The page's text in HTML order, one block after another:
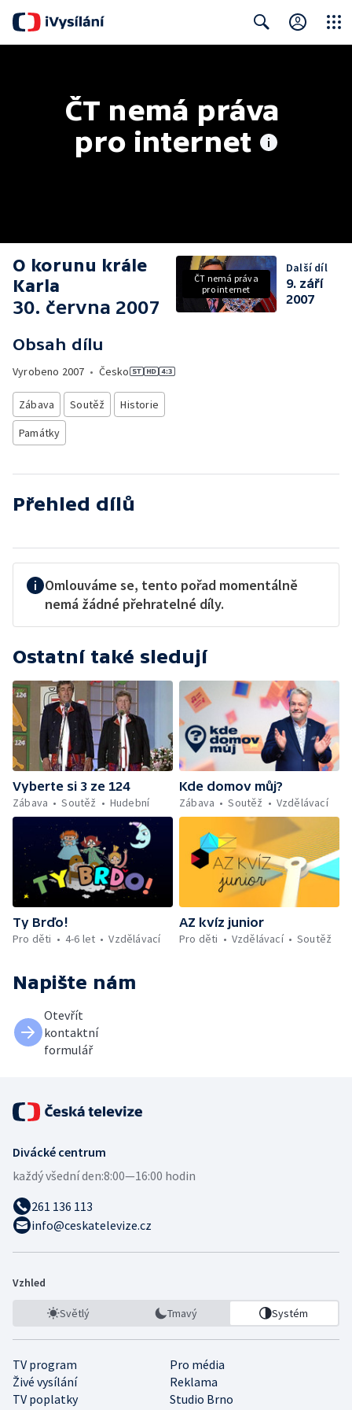
ČT nemá práva
pro internet
O korunu krále
Karla
30. června 2007
Obsah dílu
Vyrobeno 2007 • Česko
Zábava Soutěž
Historie
Památky
ČT nemá práva
pro internet
Další díl
9. září
2007
Přehled dílů
Omlouváme se, tento pořad momentálně
nemá žádné přehratelné díly.
Ostatní také sledují
Vyberte si 3 ze 124
Zábava
Soutěž Hudební
Kde domov můj?
Zábava
Soutěž Vzdělávací
Ty Brďo!
Pro děti
4-6 let Vzdělávací
AZ kvíz junior
Pro děti
Vzdělávací Soutěž
Napište nám
Otevřít
kontaktní
formulář
Divácké centrum
každý všední den:8:00—16:00 hodin
261 136 113
info@ceskatelevize.cz
Vzhled
Světlý Tmavý Systém
TV program
Pro média
Živé vysílání
Reklama
TV poplatky
Studio Brno